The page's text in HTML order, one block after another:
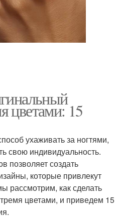
цветами: 15
ухаживать за ногтями,
свою индивидуальность.
позволяет создать
которые привлекут
рассмотрим, как сделать
цветами, и приведем 15